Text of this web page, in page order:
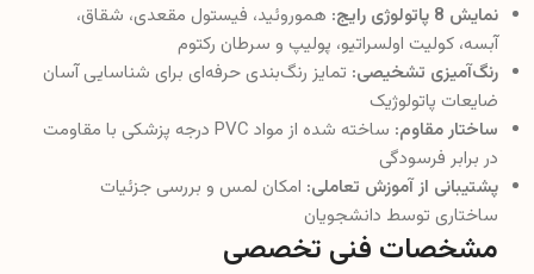
نمایش 8 پاتولوژی رایج:
هموروئید، فیستول مقعدی، شقاق،
آبسه، کولیت اولسراتیو، پولیپ و سرطان رکتوم
رنگ‌آمیزی تشخیصی: تمایز رنگ‌بندی حرفه‌ای برای شناسایی آسان
ضایعات پاتولوژیک
ساختار مقاوم:
ساخته شده از مواد PVC درجه پزشکی با مقاومت
در برابر فرسودگی
پشتیبانی از آموزش تعاملی: امکان لمس و بررسی جزئیات
ساختاری توسط دانشجویان
مشخصات فنی تخصصی